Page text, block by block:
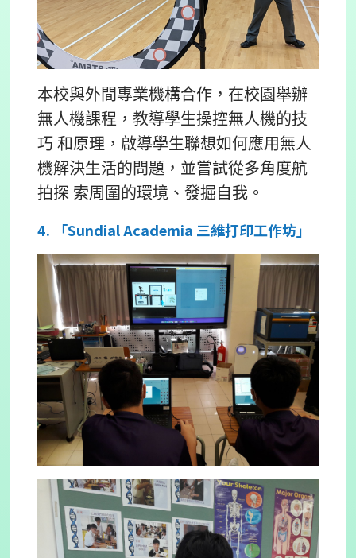
本校與外間專業機構合作，在校園舉辦
無人機課程，教導學生操控無人機的技
巧 和原理，啟導學生聯想如何應用無人
機解決生活的問題，並嘗試從多角度航
拍探 索周圍的環境、發掘自我。
4. 「Sundial Academia 三維打印工作坊」